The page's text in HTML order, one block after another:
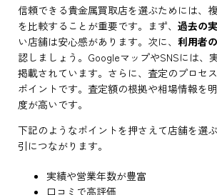
信頼できる貴金属買取店を選ぶためには、
を比較することが重要です。まず、過去の
い店舗は安心感があります。次に、利用者
認しましょう。GoogleマップやSNSには、
掲載されています。さらに、査定のプロセ
ポイントです。査定額の根拠や相場情報を
度が高いです。
下記のようなポイントを押さえて店舗を選
引につながります。
実績や営業年数が豊富
口コミで高評価